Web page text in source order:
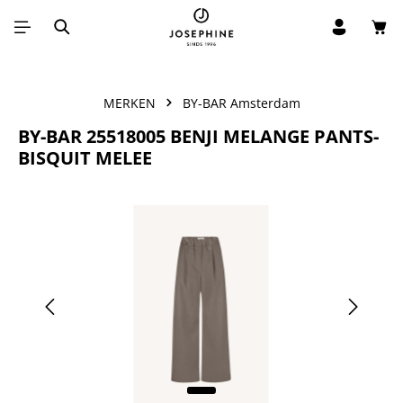
Ga naar de hoofdinhoud
MERKEN BY-BAR Amsterdam
BY-BAR 25518005 BENJI MELANGE PANTS-
BISQUIT MELEE